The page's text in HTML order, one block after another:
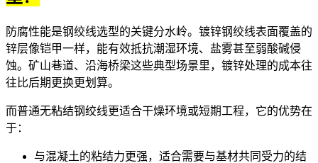
防腐性能是钢绞线选型的关键分水岭。 镀锌钢绞线表面覆盖的
锌层像铠甲一样，能有效抵抗潮湿环境、盐雾甚至弱酸碱侵
蚀。矿山巷道、沿海桥梁这些典型场景里，镀锌处理的成本往
往比后期更换更划算。
而普通无粘结钢绞线更适合干燥环境或短期工程，它的优势在
于：
与混凝土的粘结力更强，适合需要与基材共同受力的结